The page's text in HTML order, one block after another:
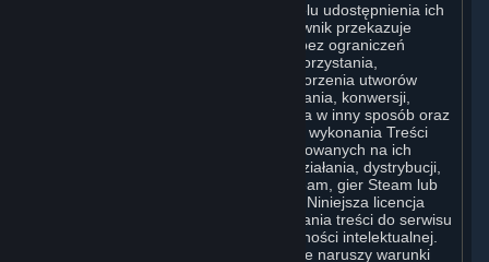
Przesyłając swoje treści do Steam w celu udostępnienia ich
innym użytkownikom lub Valve, Użytkownik przekazuje
Valve i podmiotom z nią powiązanym, bez ograniczeń
terytorialnych, niewyłączne prawa do korzystania,
rozpowszechniania, modyfikowania, tworzenia utworów
zależnych, rozpowszechniania, przesyłania, konwersji,
tłumaczenia, nadawania i udostępniania w inny sposób oraz
publicznego wyświetlania i publicznego wykonania Treści
Tworzonych Przez Użytkownika i opracowanych na ich
podstawie utworów zależnych w celu działania, dystrybucji,
włączania do i promowania serwisu Steam, gier Steam lub
innych ofert Steam, w tym Subskrypcji. Niniejsza licencja
jest przyznawana Valve z chwilą przesłania treści do serwisu
Steam, na cały czas trwania praw własności intelektualnej.
Może ona zostać rozwiązana, jeśli Valve naruszy warunki